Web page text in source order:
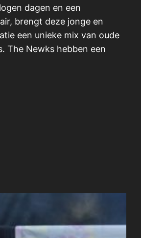
dagen en een
brengt deze jonge en
een unieke mix van oude
The Newks hebben een